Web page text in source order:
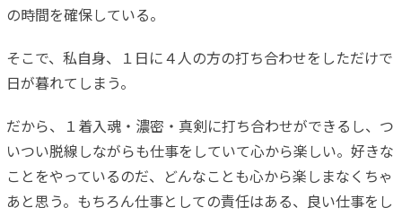
の時間を確保している。
そこで、私自身、１日に４人の方の打ち合わせをしただけで
日が暮れてしまう。
だから、１着入魂・濃密・真剣に打ち合わせができるし、つ
いつい脱線しながらも仕事をしていて心から楽しい。好きな
ことをやっているのだ、どんなことも心から楽しまなくちゃ
あと思う。もちろん仕事としての責任はある、良い仕事をし